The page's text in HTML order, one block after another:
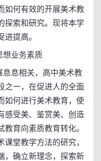
如何有效的开展美术教
探索和研究。现将本学
提高。
业务素质
息相关，高中美术教
之一，在促进人的全面
如何进行美术教育，使
感受美、鉴赏美、创造
育向素质教育转化。
堂教学方法的研究，
，确立新理念，探索新